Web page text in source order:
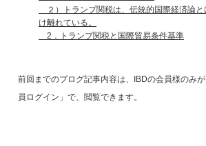
２）トランプ関税は、伝統的国際経済論と
け離れている。
2．トランプ関税と国際貿易条件基準
前回までのブログ記事内容は、IBDの会員様のみ
員ログイン」で、閲覧できます。